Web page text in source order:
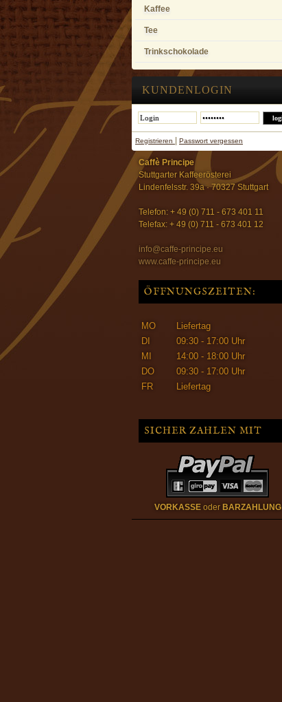
Kaffee
Tee
Trinkschokolade
KUNDENLOGIN
Registrieren Passwort vergessen
Caffè Principe
Stuttgarter Kaffeerösterei
Lindenfelsstr. 39a · 70327 Stuttgart
Telefon: + 49 (0) 711 - 673 401 11
Telefax: + 49 (0) 711 - 673 401 12
info@caffe-principe.eu
www.caffe-principe.eu
ÖFFNUNGSZEITEN:
MO
Liefertag
DI
09:30 - 17:00 Uhr
MI
14:00 - 18:00 Uhr
DO
09:30 - 17:00 Uhr
FR
Liefertag
SICHER ZAHLEN MIT
VORKASSE oder BARZAHLUNG